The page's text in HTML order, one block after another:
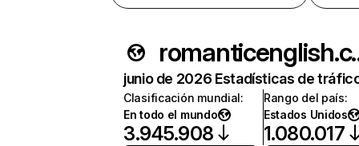
junio de 2026 Estadísticas de
Clasificación mundial:
En todo el mundo
3.945.908
Rango del país:
Estados Unidos
1.080.017